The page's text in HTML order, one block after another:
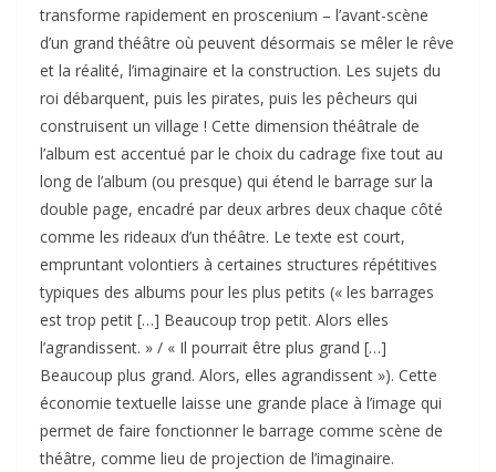
transforme rapidement en proscenium – l’avant-scène
d’un grand théâtre où peuvent désormais se mêler le rêve
et la réalité, l’imaginaire et la construction. Les sujets du
roi débarquent, puis les pirates, puis les pêcheurs qui
construisent un village ! Cette dimension théâtrale de
l’album est accentué par le choix du cadrage fixe tout au
long de l’album (ou presque) qui étend le barrage sur la
double page, encadré par deux arbres deux chaque côté
comme les rideaux d’un théâtre. Le texte est court,
empruntant volontiers à certaines structures répétitives
typiques des albums pour les plus petits (« les barrages
est trop petit […] Beaucoup trop petit. Alors elles
l’agrandissent. » / « Il pourrait être plus grand […]
Beaucoup plus grand. Alors, elles agrandissent »). Cette
économie textuelle laisse une grande place à l’image qui
permet de faire fonctionner le barrage comme scène de
théâtre, comme lieu de projection de l’imaginaire.